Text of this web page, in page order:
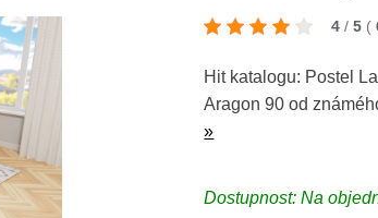
4 / 5 (
Hit katalogu: Postel
Aragon 90 od
»
Dostupnost: Na